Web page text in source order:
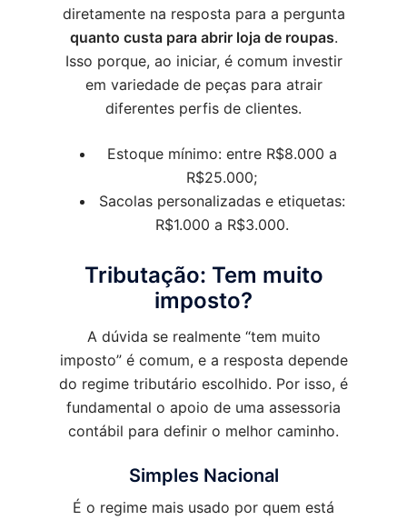
diretamente na resposta para a pergunta
quanto custa para abrir loja de roupas.
Isso porque, ao iniciar, é comum investir
em variedade de peças para atrair
diferentes perfis de clientes.
Estoque mínimo: entre R$8.000 a
R$25.000;
Sacolas personalizadas e etiquetas:
R$1.000 a R$3.000.
Tributação: Tem muito
imposto?
A dúvida se realmente “tem muito
imposto” é comum, e a resposta depende
do regime tributário escolhido. Por isso, é
fundamental o apoio de uma assessoria
contábil para definir o melhor caminho.
Simples Nacional
É o regime mais usado por quem está